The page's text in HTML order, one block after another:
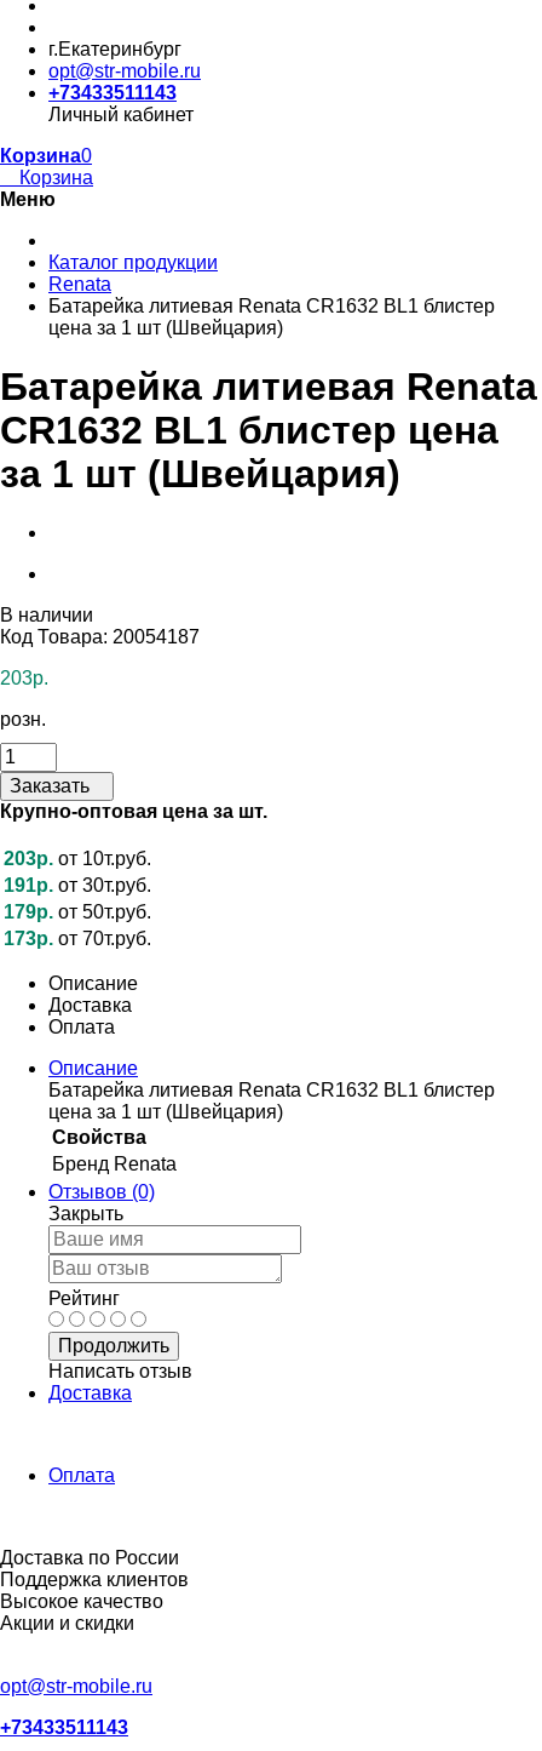
г.Екатеринбург
opt@str-mobile.ru
+73433511143
Личный кабинет
Корзина0
Корзина
Меню
Каталог продукции
Renata
Батарейка литиевая Renata CR1632 BL1 блистер
цена за 1 шт (Швейцария)
Батарейка литиевая Renata
CR1632 BL1 блистер цена
за 1 шт (Швейцария)
В наличии
Код Товара: 20054187
203р.
розн.
Заказать
Крупно-оптовая цена за шт.
203р. от 10т.руб.
191р. от 30т.руб.
179р. от 50т.руб.
173р. от 70т.руб.
Описание
Доставка
Оплата
Описание
Батарейка литиевая Renata CR1632 BL1 блистер
цена за 1 шт (Швейцария)
Свойства
Бренд Renata
Отзывов (0)
Закрыть
Рейтинг
Продолжить
Написать отзыв
Доставка
Оплата
Доставка по России
Поддержка клиентов
Высокое качество
Акции и скидки
opt@str-mobile.ru
+73433511143